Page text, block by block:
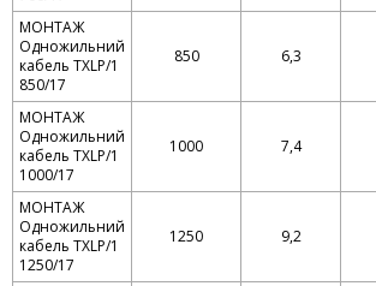
МОНТАЖ
Одножильний
кабель TXLP/1
850/17
850 6,3
МОНТАЖ
Одножильний
кабель TXLP/1
1000/17
1000 7,4
МОНТАЖ
Одножильний
кабель TXLP/1
1250/17
1250 9,2